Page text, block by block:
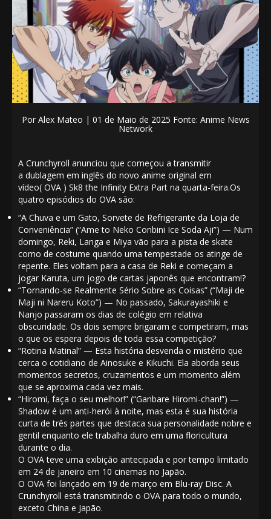
Por Alex Mateo | 01 de Maio de 2025 Fonte: Anime News
Network
A Crunchyroll anunciou que começou a transmitir
a dublagem em inglês do novo anime original em
vídeo( OVA ) Sk8 the Infinity Extra Part na quarta-feira.Os
quatro episódios do OVA são:
“A Chuva e um Gato, Sorvete de Refrigerante da Loja de
Conveniência” (“Ame to Neko Conbini Ice Soda Aji”) — Num
domingo, Reki, Langa e Miya vão para a pista de skate
como de costume quando uma tempestade os atinge de
repente. Eles voltam para a casa de Reki e começam a
jogar Karuta, um jogo de cartas japonês que encontram!?
“Tornando-se Realmente Sério Sobre as Coisas” (“Maji de
Maji ni Nareru Koto”) — No passado, Sakurayashiki e
Nanjo passaram os dias de colégio em relativa
obscuridade. Os dois sempre brigaram e competiram, mas
o que os espera depois de toda essa competição?
“Rotina Matinal” — Esta história desvenda o mistério que
cerca o cotidiano de Ainosuke e Kikuchi. Ela aborda seus
momentos secretos, cruzamentos e um momento além
que se aproxima cada vez mais.
“Hiromi, faça o seu melhor!” (“Ganbare Hiromi-chan!”) —
Shadow é um anti-herói à noite, mas esta é sua história
curta de três partes que destaca sua personalidade nobre e
gentil enquanto ele trabalha duro em uma floricultura
durante o dia.
O OVAteve uma exibição antecipada e por tempo limitado
em 24 de janeiro em 10 cinemas no Japão.
O OVA foi lançado em 19 de março em Blu-ray Disc. A
Crunchyroll estátransmitindo o OVA para todo o mundo,
exceto China e Japão.